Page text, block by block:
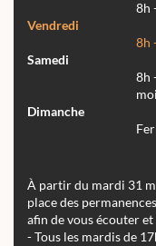
8h
Vendredi
8h
Samedi
8h
Dimanche
À partir du mardi 31
place des permanences
afin de vous écouter
- Tous les mardis de